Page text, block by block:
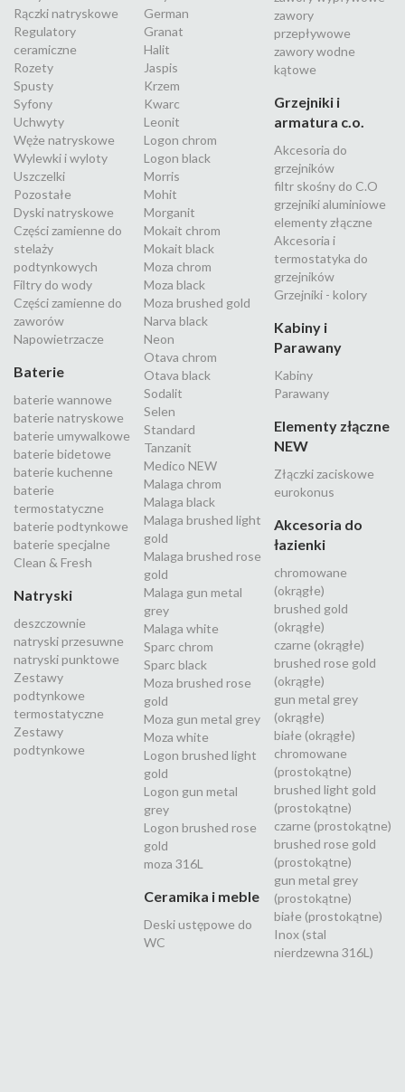
Rączki natryskowe
Regulatory
ceramiczne
Rozety
Spusty
Syfony
Uchwyty
Węże natryskowe
Wylewki i wyloty
Uszczelki
Pozostałe
Dyski natryskowe
Części zamienne do
stelaży
podtynkowych
Filtry do wody
Części zamienne do
zaworów
Napowietrzacze
Baterie
baterie wannowe
baterie natryskowe
baterie umywalkowe
baterie bidetowe
baterie kuchenne
baterie
termostatyczne
baterie podtynkowe
baterie specjalne
Clean & Fresh
Natryski
deszczownie
natryski przesuwne
natryski punktowe
Zestawy
podtynkowe
termostatyczne
Zestawy
podtynkowe
German
Granat
Halit
Jaspis
Krzem
Kwarc
Leonit
Logon chrom
Logon black
Morris
Mohit
Morganit
Mokait chrom
Mokait black
Moza chrom
Moza black
Moza brushed gold
Narva black
Neon
Otava chrom
Otava black
Sodalit
Selen
Standard
Tanzanit
Medico NEW
Malaga chrom
Malaga black
Malaga brushed light
gold
Malaga brushed rose
gold
Malaga gun metal
grey
Malaga white
Sparc chrom
Sparc black
Moza brushed rose
gold
Moza gun metal grey
Moza white
Logon brushed light
gold
Logon gun metal
grey
Logon brushed rose
gold
moza 316L
Ceramika i meble
Deski ustępowe do
WC
zawory
przepływowe
zawory wodne
kątowe
Grzejniki i
armatura c.o.
Akcesoria do
grzejników
filtr skośny do C.O
grzejniki aluminiowe
elementy złączne
Akcesoria i
termostatyka do
grzejników
Grzejniki - kolory
Kabiny i
Parawany
Kabiny
Parawany
Elementy złączne
NEW
Złączki zaciskowe
eurokonus
Akcesoria do
łazienki
chromowane
(okrągłe)
brushed gold
(okrągłe)
czarne (okrągłe)
brushed rose gold
(okrągłe)
gun metal grey
(okrągłe)
białe (okrągłe)
chromowane
(prostokątne)
brushed light gold
(prostokątne)
czarne (prostokątne)
brushed rose gold
(prostokątne)
gun metal grey
(prostokątne)
białe (prostokątne)
Inox (stal
nierdzewna 316L)